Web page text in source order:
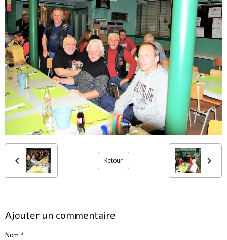
Retour
Ajouter un commentaire
Nom